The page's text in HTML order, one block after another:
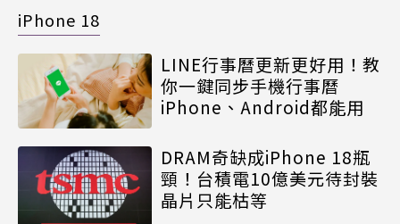
iPhone 18
LINE行事曆更新更好用！教
你一鍵同步手機行事曆
iPhone、Android都能用
DRAM奇缺成iPhone 18瓶
頸！台積電10億美元待封裝
晶片只能枯等